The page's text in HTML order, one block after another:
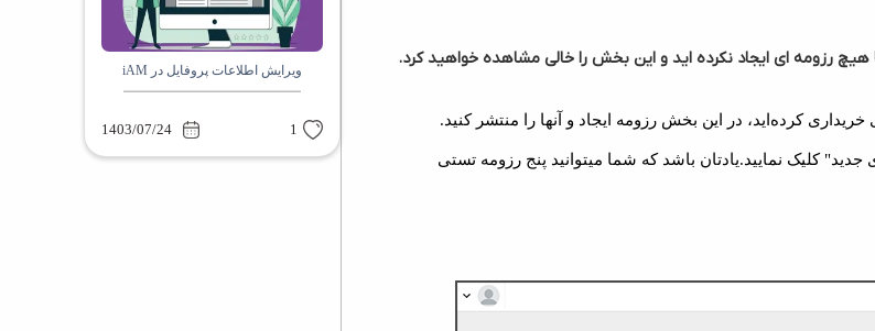
کرده‌اید، در این بخش رزومه ایجاد و آنها را منتشر کنید.
کلیک نمایید.یادتان باشد که شما میتوانید پنج رزومه تستی
ویرایش اطلاعات پروفایل در iAM
1
1403/07/24